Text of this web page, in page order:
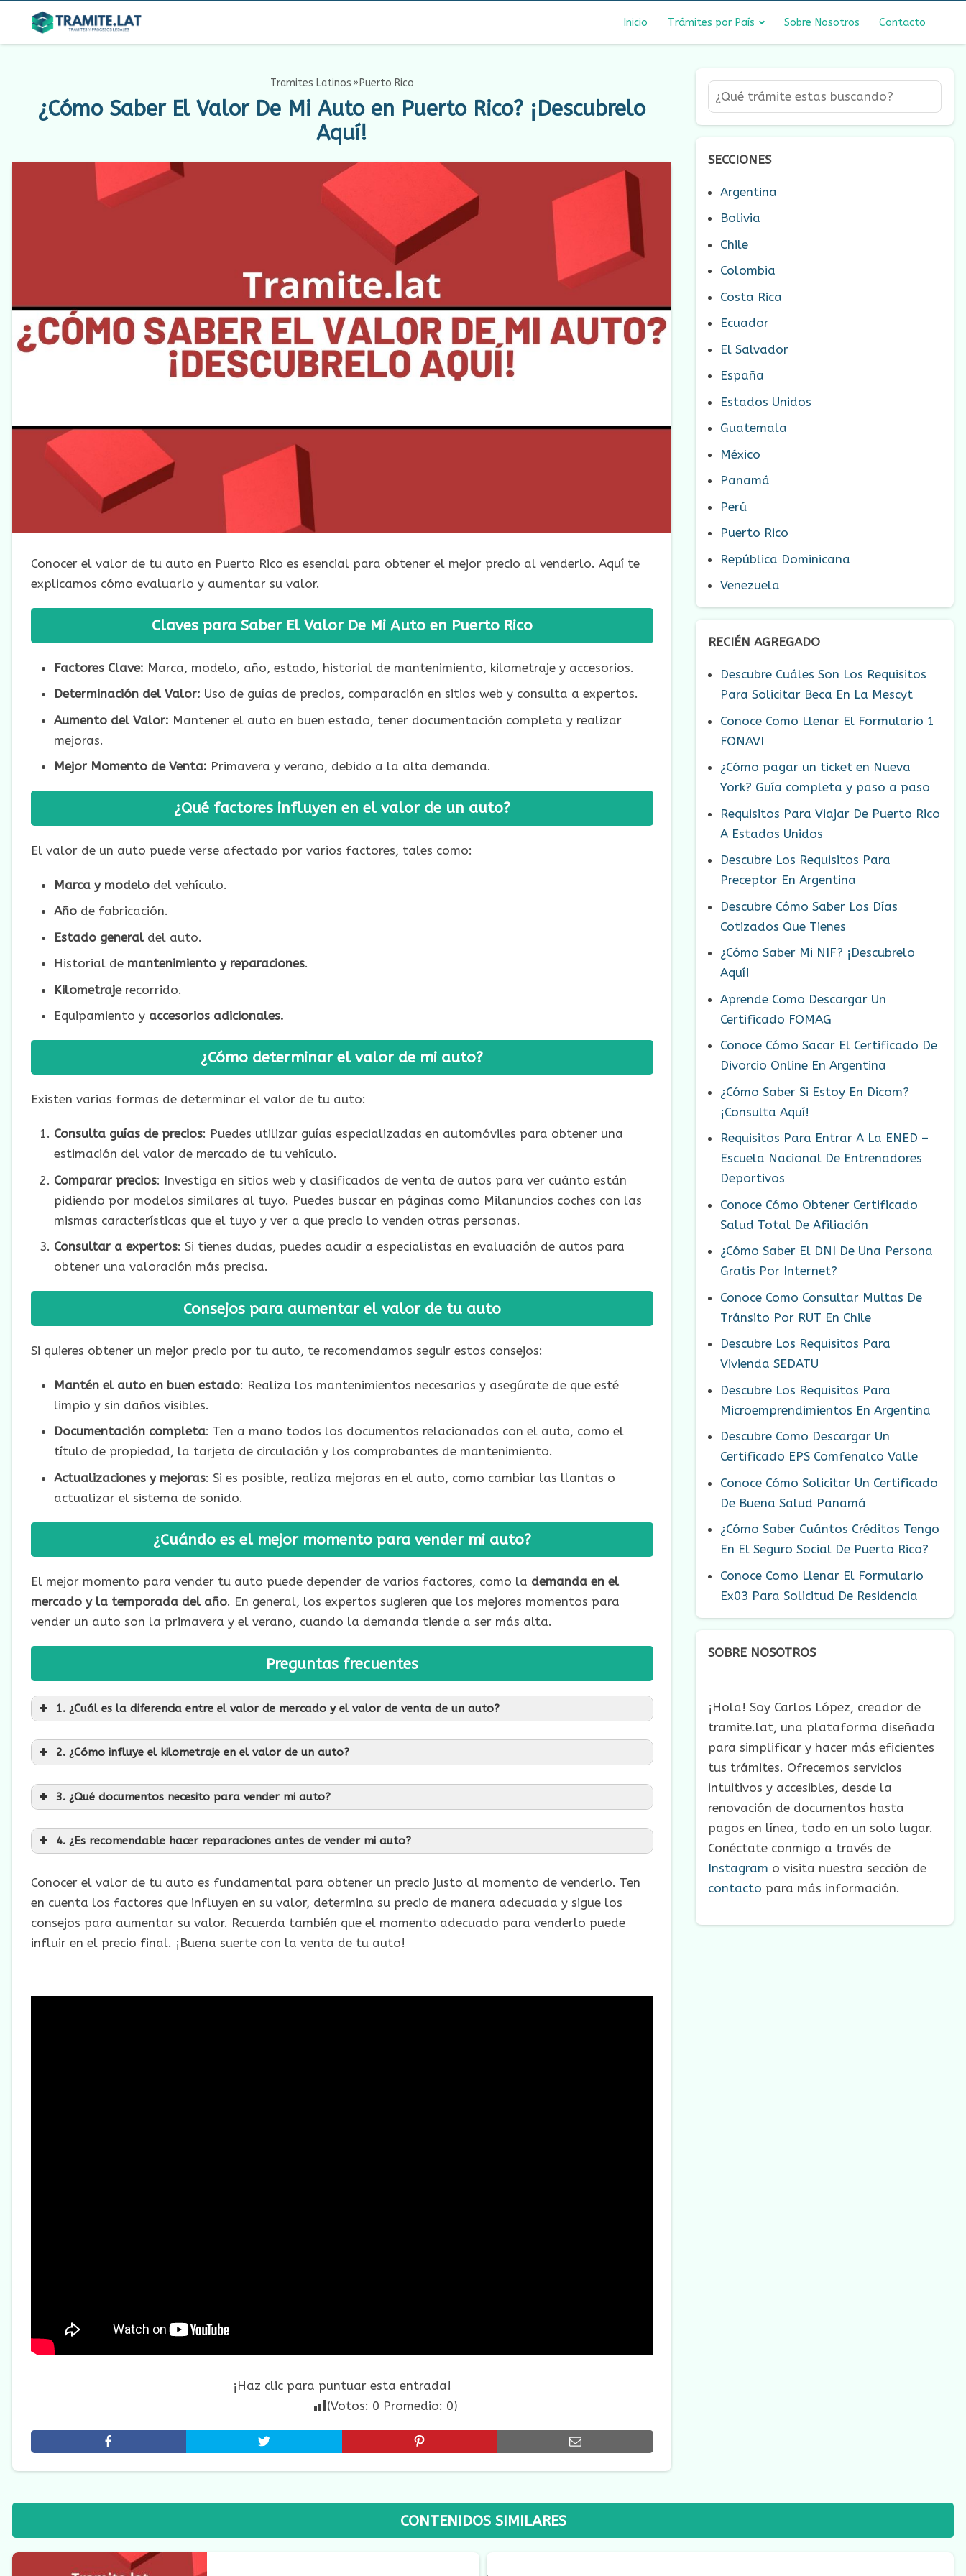
Inicio Trámites por País Sobre Nosotros Contacto
Tramites Latinos Puerto Rico
¿Cómo Saber El Valor De Mi Auto en Puerto Rico? ¡Descubrelo
Aquí!
Conocer el valor de tu auto en Puerto Rico es esencial para obtener el mejor precio al venderlo. Aquí te
explicamos cómo evaluarlo y aumentar su valor.
Claves para Saber El Valor De Mi Auto en Puerto Rico
Factores Clave: Marca, modelo, año, estado, historial de mantenimiento, kilometraje y accesorios.
Determinación del Valor: Uso de guías de precios, comparación en sitios web y consulta a expertos.
Aumento del Valor: Mantener el auto en buen estado, tener documentación completa y realizar
mejoras.
Mejor Momento de Venta: Primavera y verano, debido a la alta demanda.
¿Qué factores influyen en el valor de un auto?
El valor de un auto puede verse afectado por varios factores, tales como:
Marca y modelodel vehículo.
Añode fabricación.
Estado generaldel auto.
Historial demantenimiento y reparaciones.
Kilometrajerecorrido.
Equipamiento y accesorios adicionales.
¿Cómo determinar el valor de mi auto?
Existen varias formas de determinar el valor de tu auto:
Consulta guías de precios: Puedes utilizar guías especializadas en automóviles para obtener una
estimación del valor de mercado de tu vehículo.
Comparar precios: Investiga en sitios web y clasificados de venta de autos para ver cuánto están
pidiendo por modelos similares al tuyo. Puedes buscar en páginas como Milanuncios coches con las
mismas características que el tuyo y ver a que precio lo venden otras personas.
Consultar a expertos: Si tienes dudas, puedes acudir a especialistas en evaluación de autos para
obtener una valoración más precisa.
Consejos para aumentar el valor de tu auto
Si quieres obtener un mejor precio por tu auto, te recomendamos seguir estos consejos:
Mantén el auto en buen estado: Realiza los mantenimientos necesarios y asegúrate de que esté
limpio y sin daños visibles.
Documentación completa: Ten a mano todos los documentos relacionados con el auto, como el
título de propiedad, la tarjeta de circulación y los comprobantes de mantenimiento.
Actualizaciones y mejoras: Si es posible, realiza mejoras en el auto, como cambiar las llantas o
actualizar el sistema de sonido.
¿Cuándo es el mejor momento para vender mi auto?
El mejor momento para vender tu auto puede depender de varios factores, como la demanda en el
mercado y la temporada del año. En general, los expertos sugieren que los mejores momentos para
vender un auto son la primavera y el verano, cuando la demanda tiende a ser más alta.
Preguntas frecuentes
1. ¿Cuál es la diferencia entre el valor de mercado y el valor de venta de un auto?
2. ¿Cómo influye el kilometraje en el valor de un auto?
3. ¿Qué documentos necesito para vender mi auto?
4. ¿Es recomendable hacer reparaciones antes de vender mi auto?
Conocer el valor de tu auto es fundamental para obtener un precio justo al momento de venderlo. Ten
en cuenta los factores que influyen en su valor, determina su precio de manera adecuada y sigue los
consejos para aumentar su valor. Recuerda también que el momento adecuado para venderlo puede
influir en el precio final. ¡Buena suerte con la venta de tu auto!
¡Haz clic para puntuar esta entrada!
(Votos: 0 Promedio: 0)
SECCIONES
Argentina
Bolivia
Chile
Colombia
Costa Rica
Ecuador
El Salvador
España
Estados Unidos
Guatemala
México
Panamá
Perú
Puerto Rico
República Dominicana
Venezuela
RECIÉN AGREGADO
Descubre Cuáles Son Los Requisitos
Para Solicitar Beca En La Mescyt
Conoce Como Llenar El Formulario 1
FONAVI
¿Cómo pagar un ticket en Nueva
York? Guía completa y paso a paso
Requisitos Para Viajar De Puerto Rico
A Estados Unidos
Descubre Los Requisitos Para
Preceptor En Argentina
Descubre Cómo Saber Los Días
Cotizados Que Tienes
¿Cómo Saber Mi NIF? ¡Descubrelo
Aquí!
Aprende Como Descargar Un
Certificado FOMAG
Conoce Cómo Sacar El Certificado De
Divorcio Online En Argentina
¿Cómo Saber Si Estoy En Dicom?
¡Consulta Aquí!
Requisitos Para Entrar A La ENED –
Escuela Nacional De Entrenadores
Deportivos
Conoce Cómo Obtener Certificado
Salud Total De Afiliación
¿Cómo Saber El DNI De Una Persona
Gratis Por Internet?
Conoce Como Consultar Multas De
Tránsito Por RUT En Chile
Descubre Los Requisitos Para
Vivienda SEDATU
Descubre Los Requisitos Para
Microemprendimientos En Argentina
Descubre Como Descargar Un
Certificado EPS Comfenalco Valle
Conoce Cómo Solicitar Un Certificado
De Buena Salud Panamá
¿Cómo Saber Cuántos Créditos Tengo
En El Seguro Social De Puerto Rico?
Conoce Como Llenar El Formulario
Ex03 Para Solicitud De Residencia
SOBRE NOSOTROS
¡Hola! Soy Carlos López, creador de
tramite.lat, una plataforma diseñada
para simplificar y hacer más eficientes
tus trámites. Ofrecemos servicios
intuitivos y accesibles, desde la
renovación de documentos hasta
pagos en línea, todo en un solo lugar.
Conéctate conmigo a través de
Instagram o visita nuestra sección de
contacto para más información.
CONTENIDOS SIMILARES